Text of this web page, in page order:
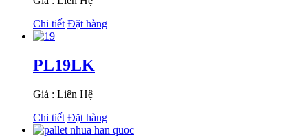
Chi tiết Đặt hàng
PL19LK
Giá : Liên Hệ
Chi tiết Đặt hàng